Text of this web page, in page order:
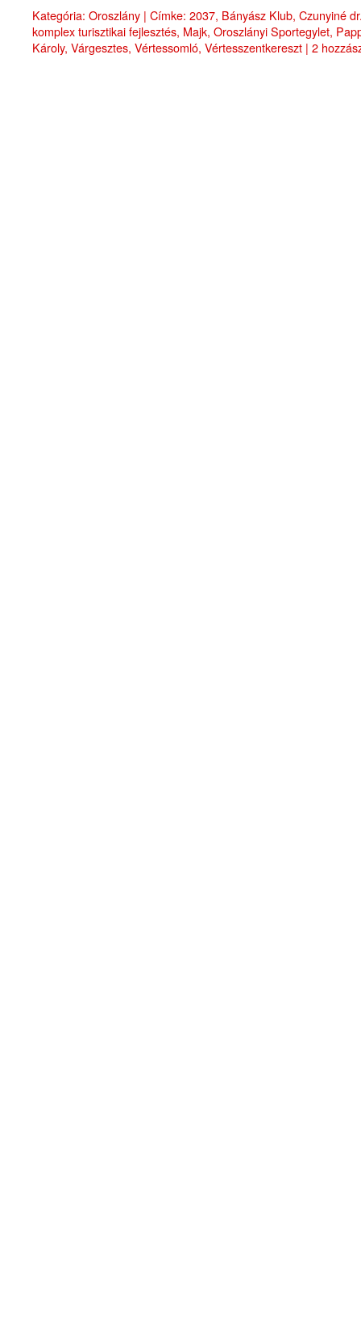
Kategória: Oroszlány | Címke: 2037, Bányász Klub, Czunyiné
komplex turisztikai fejlesztés, Majk, Oroszlányi Sportegylet,
Károly, Várgesztes, Vértessomló, Vértesszentkereszt | 2